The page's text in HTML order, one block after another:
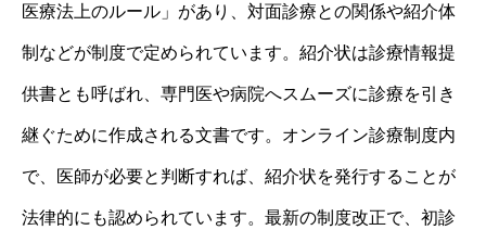
医療法上のルール」があり、対面診療との関係や紹介体
制などが制度で定められています。紹介状は診療情報提
供書とも呼ばれ、専門医や病院へスムーズに診療を引き
継ぐために作成される文書です。オンライン診療制度内
で、医師が必要と判断すれば、紹介状を発行することが
法律的にも認められています。最新の制度改正で、初診